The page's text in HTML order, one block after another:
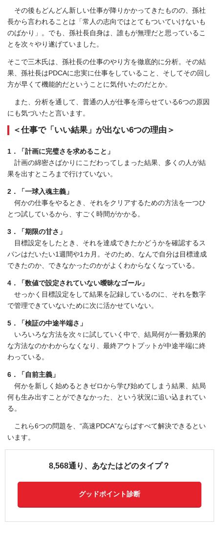
その後もどんどん新しい仕事が降りかかってきたものの、孫社
長から言われることは「常人の志向ではとてもついていけないも
のばかり」。でも、孫社長自身は、誰もが無理だと思っているこ
とを次々やり遂げていました。
そこで三木氏は、孫社長の仕事のやり方を徹底的に分析。その結
果、孫社長はPDCAに忠実に仕事をしていること、そしてその回し
方が早くて機能的だということに気付いたのだとか。
また、分析を通して、普通の人が仕事を滞らせている6つの原因
にも気づいたと言います。
＜仕事で「いい結果」が出ない6つの理由＞
1．「計画に完璧さを求めること」
計画の綿密さばかりにこだわってしまった結果、多くの人が結
果を出すところまで行けていない。
2．「一球入魂主義」
何かの仕事をやるとき、それをクリアするための方法を一つひ
とつ試しているから、すごく時間がかかる。
3．「期限の甘さ」
目標設定をしたとき、それを達成できたかどうかを確認するス
パンはだいたい1週間や1カ月。そのため、なんで自分は目標達成
できたのか、できなかったのかがよくわからなくなっている。
4．「数値で設定されていない曖昧なゴール」
せっかく目標設定をして結果を記録しているのに、それを数字
で管理できていないために次に活かせていない。
5．「検証の中途半端さ」
いろいろな方法を次々に試していく中で、結局何が一番効果的
な方法なのかわからなくなり、最終アウトプットが中途半端に終
わっている。
6．「自前主義」
何かを新しく始めるときゼロから学び始めてしまう結果、結局
何も生み出すことができなかった、という状況に追い込まれてい
る。
これら6つの問題を、“高速PDCA”ならばすべて解決できるとい
います。
8,568通り、あなたはどのタイプ？
グッドポイント診断